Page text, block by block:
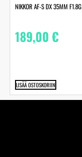
NIKKOR AF-S DX 35MM F1.8G
189,00€
LISÄÄ OSTOSKORIIN